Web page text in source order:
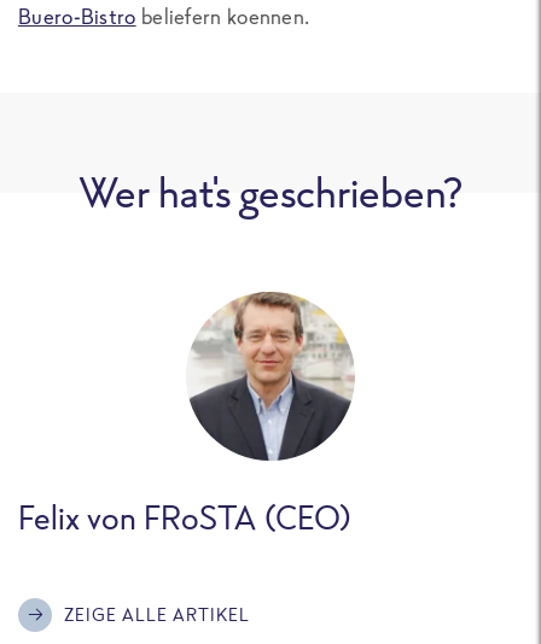
Buero-Bistro beliefern koennen.
Wer hat's geschrieben?
Felix von FRoSTA (CEO)
ZEIGE ALLE ARTIKEL